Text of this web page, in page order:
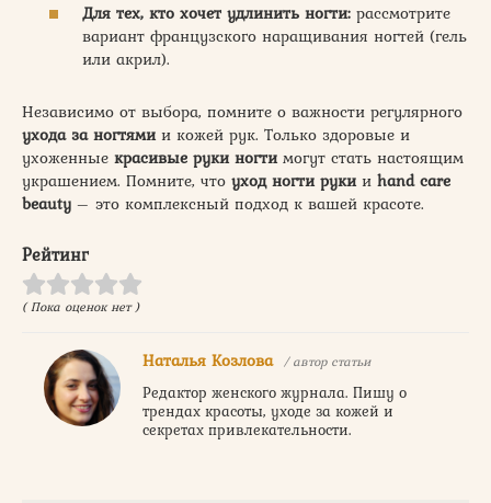
Для тех, кто хочет удлинить ногти: рассмотрите
вариант французского наращивания ногтей (гель
или акрил).
Независимо от выбора, помните о важности регулярного
ухода за ногтямии кожей рук. Только здоровые и
ухоженные красивые руки ногтимогут стать настоящим
украшением. Помните, что уход ногти рукии hand care
beauty – это комплексный подход к вашей красоте.
Рейтинг
( Пока оценок нет )
Наталья Козлова / автор статьи
Редактор женского журнала. Пишу о
трендах красоты, уходе за кожей и
секретах привлекательности.